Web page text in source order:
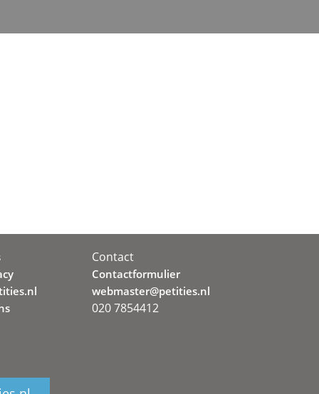
Contact
Contactformulier
webmaster@petities.nl
020 7854412